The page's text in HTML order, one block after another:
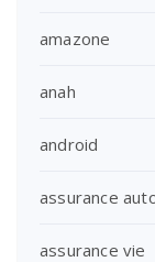
amazone
anah
android
assurance
assurance vie